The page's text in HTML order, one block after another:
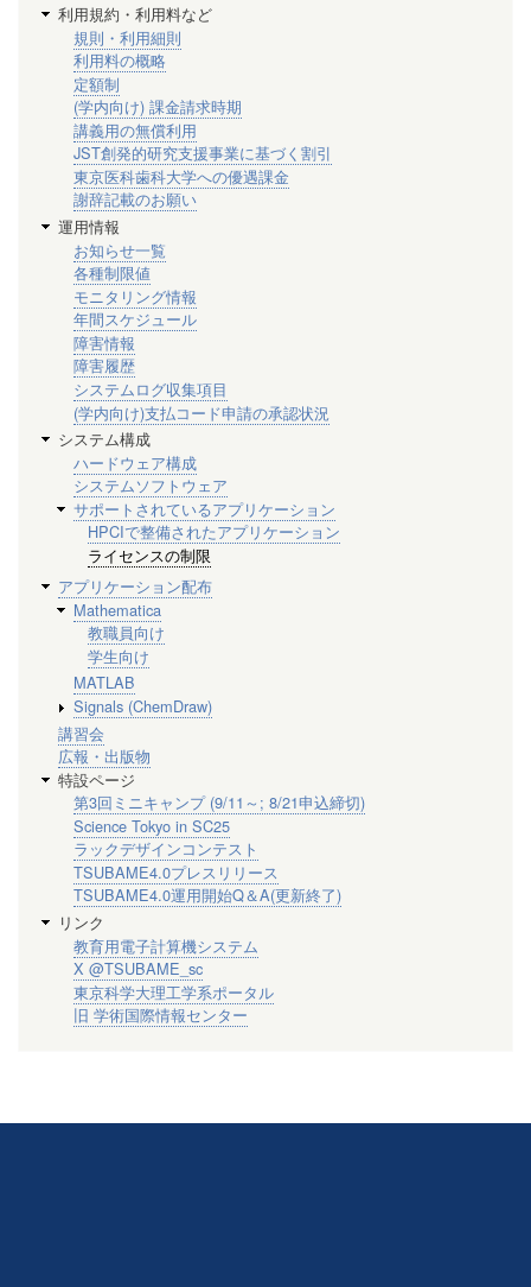
利用規約・利用料など
規則・利用細則
利用料の概略
定額制
(学内向け) 課金請求時期
講義用の無償利用
JST創発的研究支援事業に基づく割引
東京医科歯科大学への優遇課金
謝辞記載のお願い
運用情報
お知らせ一覧
各種制限値
モニタリング情報
年間スケジュール
障害情報
障害履歴
システムログ収集項目
(学内向け)支払コード申請の承認状況
システム構成
ハードウェア構成
システムソフトウェア
サポートされているアプリケーション
HPCIで整備されたアプリケーション
ライセンスの制限
アプリケーション配布
Mathematica
教職員向け
学生向け
MATLAB
Signals (ChemDraw)
講習会
広報・出版物
特設ページ
第3回ミニキャンプ (9/11～; 8/21申込締切)
Science Tokyo in SC25
ラックデザインコンテスト
TSUBAME4.0プレスリリース
TSUBAME4.0運用開始Q＆A(更新終了)
リンク
教育用電子計算機システム
X @TSUBAME_sc
東京科学大理工学系ポータル
旧 学術国際情報センター